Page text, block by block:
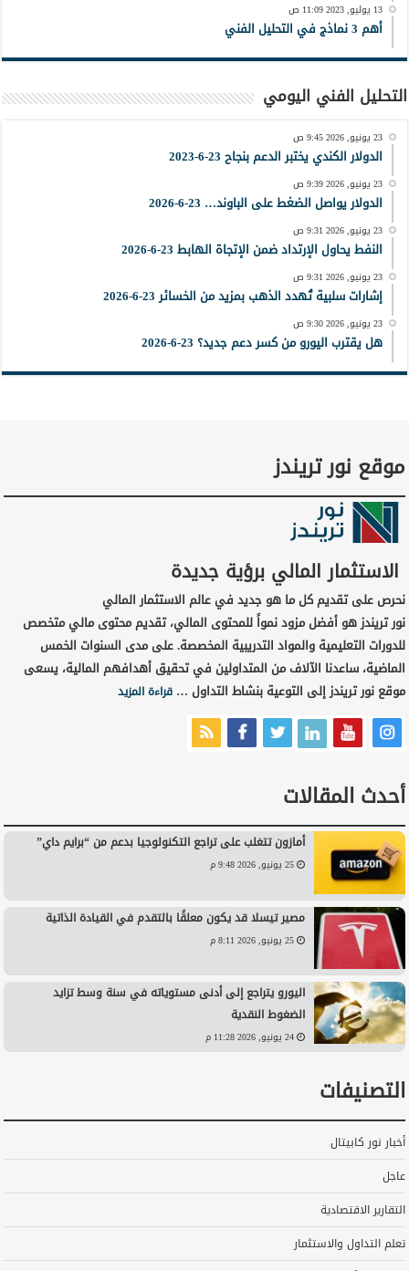
13 يوليو, 2023 11:09 ص
أهم 3 نماذج في التحليل الفني
التحليل الفني اليومي
23 يونيو, 2026 9:45 ص
الدولار الكندي يختبر الدعم بنجاح 23-6-2023
23 يونيو, 2026 9:39 ص
الدولار يواصل الضغط على الباوند… 23-6-2026
23 يونيو, 2026 9:31 ص
النفط يحاول الإرتداد ضمن الإتجاة الهابط 23-6-2026
23 يونيو, 2026 9:31 ص
إشارات سلبية تُهدد الذهب بمزيد من الخسائر 23-6-2026
23 يونيو, 2026 9:30 ص
هل يقترب اليورو من كسر دعم جديد؟ 23-6-2026
موقع نور تريندز
الاستثمار المالي برؤية جديدة
نحرص على تقديم كل ما هو جديد في عالم الاستثمار المالي
نور تريندز هو أفضل مزود نمواً للمحتوى المالي، تقديم محتوى مالي متخصص
للدورات التعليمية والمواد التدريبية المخصصة. على مدى السنوات الخمس
الماضية، ساعدنا الآلاف من المتداولين في تحقيق أهدافهم المالية، يسعى
موقع نور تريندز إلى التوعية بنشاط التداول …قراءة المزيد
أحدث المقالات
أمازون تتغلب على تراجع التكنولوجيا بدعم من “برايم داي”
25 يونيو, 2026 9:48 م
مصير تيسلا قد يكون معلقًا بالتقدم في القيادة الذاتية
25 يونيو, 2026 8:11 م
اليورو يتراجع إلى أدنى مستوياته في سنة وسط تزايد
الضغوط النقدية
24 يونيو, 2026 11:28 م
التصنيفات
أخبار نور كابيتال
عاجل
التقارير الاقتصادية
تعلم التداول والاستثمار